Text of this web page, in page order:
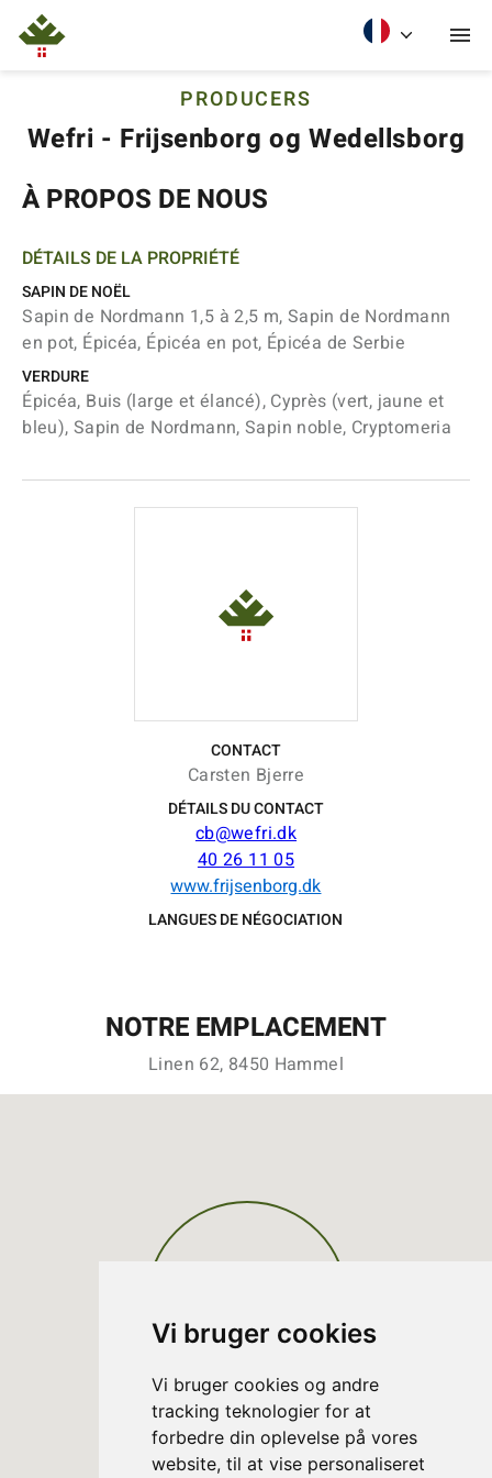
Vi bruger cookies
Vi bruger cookies og andre
tracking teknologier for at
forbedre din oplevelse på vores
website, til at vise personaliseret
PRODUCERS
Wefri - Frijsenborg og Wedellsborg
À PROPOS DE NOUS
DÉTAILS DE LA PROPRIÉTÉ
SAPIN DE NOËL
Sapin de Nordmann 1,5 à 2,5 m, Sapin de Nordmann
en pot, Épicéa, Épicéa en pot, Épicéa de Serbie
VERDURE
Épicéa, Buis (large et élancé), Cyprès (vert, jaune et
bleu), Sapin de Nordmann, Sapin noble, Cryptomeria
CONTACT
Carsten Bjerre
DÉTAILS DU CONTACT
cb@wefri.dk
40 26 11 05
www.frijsenborg.dk
LANGUES DE NÉGOCIATION
NOTRE EMPLACEMENT
Linen 62, 8450 Hammel